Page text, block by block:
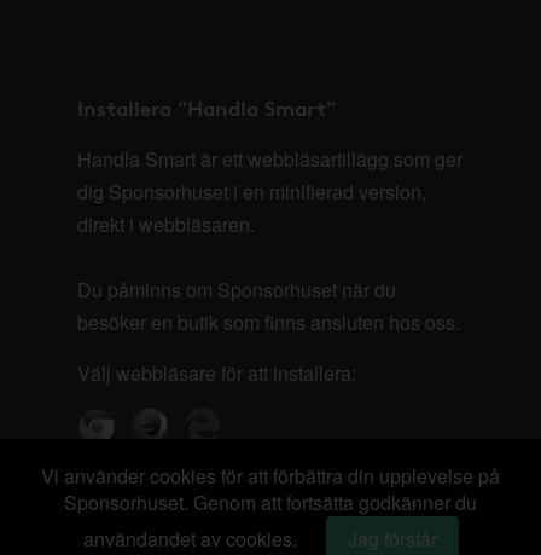
Installera "Handla Smart"
Handla Smart är ett webbläsartillägg som ger
dig Sponsorhuset i en minifierad version,
direkt i webbläsaren.
Du påminns om Sponsorhuset när du
besöker en butik som finns ansluten hos oss.
Välj webbläsare för att installera:
Vi använder cookies för att förbättra din upplevelse på
Sponsorhuset. Genom att fortsätta godkänner du
användandet av cookies.
Jag förstår